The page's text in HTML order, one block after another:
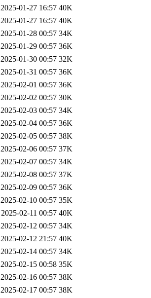
2025-01-27 16:57 40K
2025-01-27 16:57 40K
2025-01-28 00:57 34K
2025-01-29 00:57 36K
2025-01-30 00:57 32K
2025-01-31 00:57 36K
2025-02-01 00:57 36K
2025-02-02 00:57 30K
2025-02-03 00:57 34K
2025-02-04 00:57 36K
2025-02-05 00:57 38K
2025-02-06 00:57 37K
2025-02-07 00:57 34K
2025-02-08 00:57 37K
2025-02-09 00:57 36K
2025-02-10 00:57 35K
2025-02-11 00:57 40K
2025-02-12 00:57 34K
2025-02-12 21:57 40K
2025-02-14 00:57 34K
2025-02-15 00:58 35K
2025-02-16 00:57 38K
2025-02-17 00:57 38K